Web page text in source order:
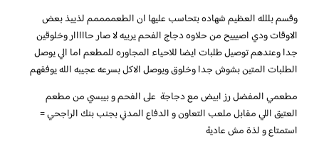
وقسم بللله العظيم شهاده بتحاسب عليها ان الطعممممم لذييذ بعض
الاوقات ودي اصيييح من حلاوه دجاج الفحم يربيه لا صار حااااار وخلوقين
جدا وعندهم توصيل طلبات ايضا للاحياء المجاوره للمطعم اما الي يوصل
الطلبات المتين بشوش جدا وخلوق ويوصل الاكل بسرعه عجيبه الله يوفقهم
مطعمي المفضل رز ابيض مع دجاجة على الفحم و بيبسي من مطعم
العتيق اللي مقابل ملعب التعاون و الدفاع المدني بجنب بنك الراجحي =
استمتاع و لذة مش عادية